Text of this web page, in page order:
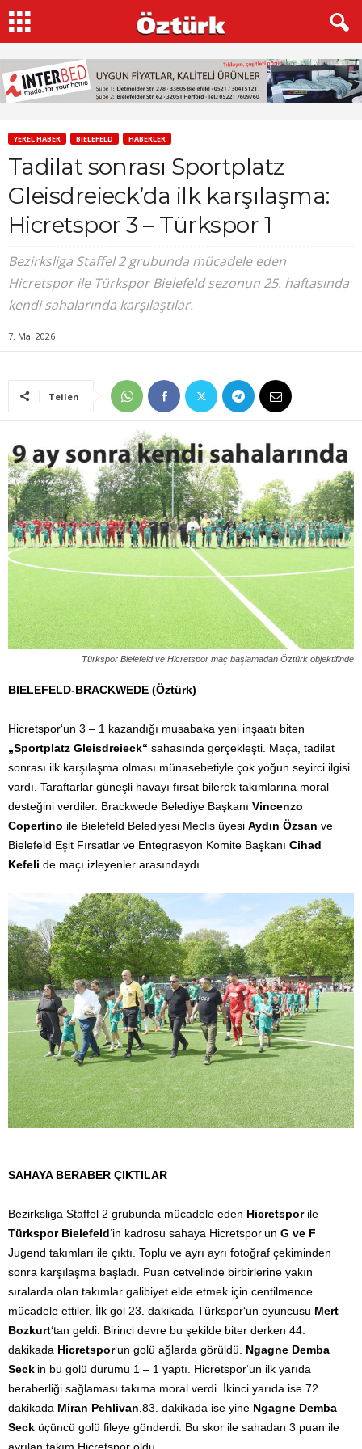
YEREL HABER BIELEFELD HABERLER
Tadilat sonrası Sportplatz
Gleisdreieck’da ilk karşılaşma:
Hicretspor 3 – Türkspor 1
Bezirksliga Staffel 2 grubunda mücadele eden
Hicretspor ile Türkspor Bielefeld sezonun 25. haftasında
kendi sahalarında karşılaştılar.
7. Mai 2026
Teilen
Türkspor Bielefeld ve Hicretspor maç başlamadan Öztürk objektifinde
BIELEFELD-BRACKWEDE (Öztürk)
Hicretspor‘un 3 – 1 kazandığı musabaka yeni inşaatı biten
„Sportplatz Gleisdreieck“ sahasında gerçekleşti. Maça, tadilat
sonrası ilk karşılaşma olması münasebetiyle çok yoğun seyirci ilgisi
vardı. Taraftarlar güneşli havayı fırsat bilerek takımlarına moral
desteğini verdiler. Brackwede Belediye Başkanı Vincenzo
Copertino ile Bielefeld Belediyesi Meclis üyesi Aydın Özsan ve
Bielefeld Eşit Fırsatlar ve Entegrasyon Komite Başkanı Cihad
Kefeli de maçı izleyenler arasındaydı.
SAHAYA BERABER ÇIKTILAR
Bezirksliga Staffel 2 grubunda mücadele eden Hicretsporile
Türkspor Bielefeld‘in kadrosu sahaya Hicretspor‘un G ve F
Jugend takımları ile çıktı. Toplu ve ayrı ayrı fotoğraf çekiminden
sonra karşılaşma başladı. Puan cetvelinde birbirlerine yakın
sıralarda olan takımlar galibiyet elde etmek için centilmence
mücadele ettiler. İlk gol 23. dakikada Türkspor‘un oyuncusu Mert
Bozkurt‘tan geldi. Birinci devre bu şekilde biter derken 44.
dakikada Hicretspor‘un golü ağlarda görüldü. Ngagne Demba
Seck‘in bu golü durumu 1 – 1 yaptı. Hicretspor‘un ilk yarıda
beraberliği sağlaması takıma moral verdi. İkinci yarıda ise 72.
dakikada Miran Pehlivan ,83. dakikada ise yine Ngagne Demba
Seck üçüncü golü fileye gönderdi. Bu skor ile sahadan 3 puan ile